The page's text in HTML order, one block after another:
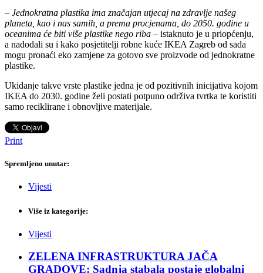
– Jednokratna plastika ima značajan utjecaj na zdravlje našeg
planeta, kao i nas samih, a prema procjenama, do 2050. godine u
oceanima će biti više plastike nego riba – istaknuto je u priopćenju,
a nadodali su i kako posjetitelji robne kuće IKEA Zagreb od sada
mogu pronaći eko zamjene za gotovo sve proizvode od jednokratne
plastike.
Ukidanje takve vrste plastike jedna je od pozitivnih inicijativa kojom
IKEA do 2030. godine želi postati potpuno održiva tvrtka te koristiti
samo reciklirane i obnovljive materijale.
Print
Spremljeno unutar:
Vijesti
Više iz kategorije:
Vijesti
ZELENA INFRASTRUKTURA JAČA
GRADOVE: Sadnja stabala postaje globalni